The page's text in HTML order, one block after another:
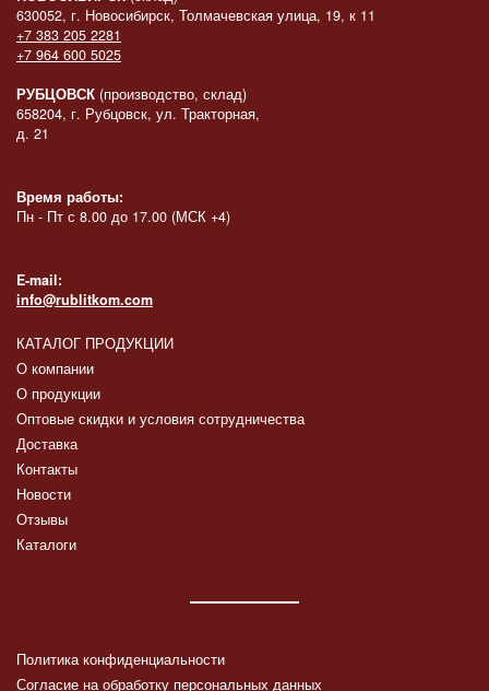
630052, г. Новосибирск, Толмачевская улица, 19, к 11
+7 383 205 2281
+7 964 600 5025
РУБЦОВСК (производство, склад)
658204, г. Рубцовск, ул. Тракторная,
д. 21
Время работы:
Пн - Пт с 8.00 до 17.00 (МСК +4)
E-mail:
info@rublitkom.com
КАТАЛОГ ПРОДУКЦИИ
О компании
О продукции
Оптовые скидки и условия сотрудничества
Доставка
Контакты
Новости
Отзывы
Каталоги
Политика конфиденциальности
Согласие на обработку персональных данных